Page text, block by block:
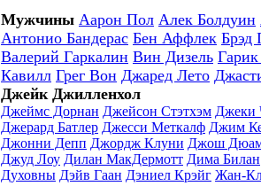
Мужчины Аарон Пол Алек Болдуин
Антонио Бандерас Бен Аффлек Брэд
Валерий Гаркалин Вин Дизель
Кавилл Грег Вон Джаред Лето
Джейк Джилленхол
Джеймс Дорнан Джейсон Стэтхэм Джеки
Джерард Батлер Джесси Меткалф Джим
Джонни Депп Джордж Клуни Джош
Джуд Лоу Дилан МакДермотт Дима Билан
Духовны Дэйв Гаан Дэниел Крэйг Жан-